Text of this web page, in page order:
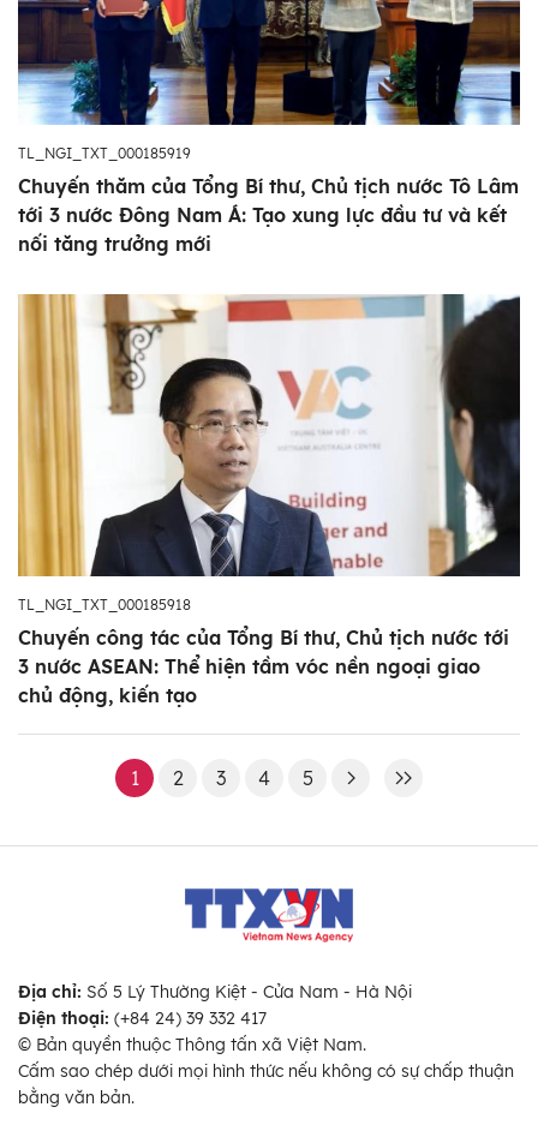
TL_NGI_TXT_000185919
Chuyến thăm của Tổng Bí thư, Chủ tịch nước Tô Lâm
tới 3 nước Đông Nam Á: Tạo xung lực đầu tư và kết
nối tăng trưởng mới
TL_NGI_TXT_000185918
Chuyến công tác của Tổng Bí thư, Chủ tịch nước tới
3 nước ASEAN: Thể hiện tầm vóc nền ngoại giao
chủ động, kiến tạo
1 2 3 4 5
Địa chỉ: Số 5 Lý Thường Kiệt - Cửa Nam - Hà Nội
Điện thoại: (+84 24) 39 332 417
© Bản quyền thuộc Thông tấn xã Việt Nam.
Cấm sao chép dưới mọi hình thức nếu không có sự chấp thuận
bằng văn bản.